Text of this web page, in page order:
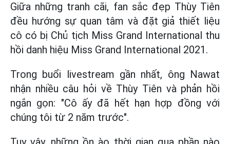
Giữa những tranh cãi, fan sắc đẹp Thùy Tiên
đều hướng sự quan tâm và đặt giả thiết liệu
cô có bị Chủ tịch Miss Grand International thu
hồi danh hiệu Miss Grand International 2021.
Trong buổi livestream gần nhất, ông Nawat
nhận nhiều câu hỏi về Thùy Tiên và phản hồi
ngắn gọn: "Cô ấy đã hết hạn hợp đồng với
chúng tôi từ 2 năm trước".